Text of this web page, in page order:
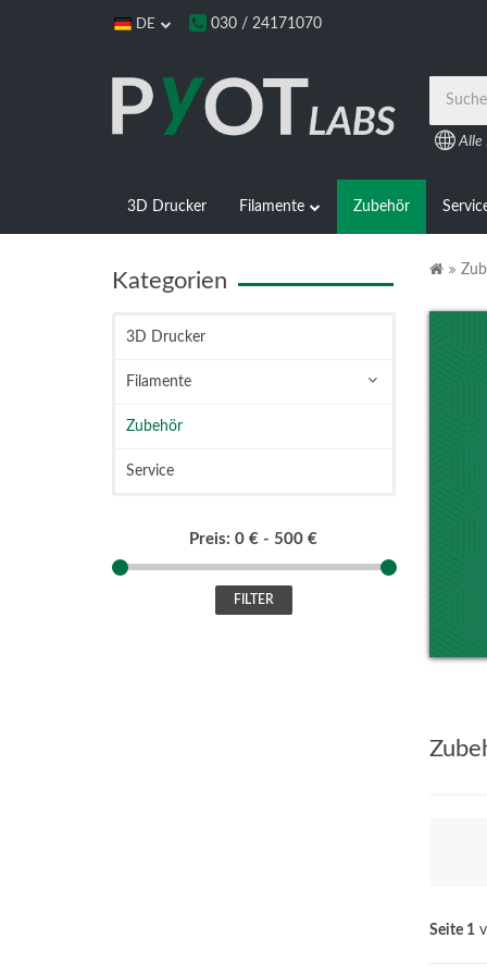
DE 030 / 24171070
Alle
3D Drucker Filamente Zubehör
Seite 1
Kategorien
3D Drucker
Filamente
Zubehör
Service
Preis:0 € - 500 €
FILTER